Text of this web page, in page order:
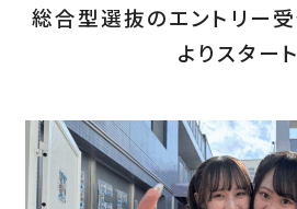
総合型選抜のエントリー
よりスタート